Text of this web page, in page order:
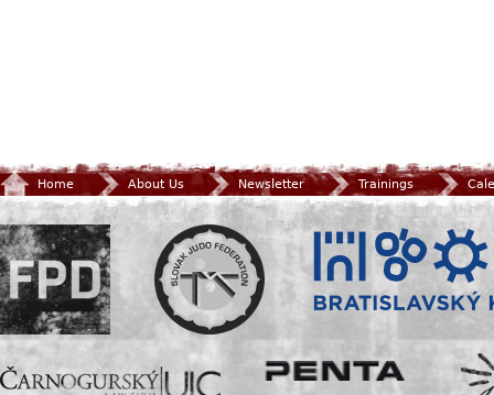
Home About Us Newsletter Trainings